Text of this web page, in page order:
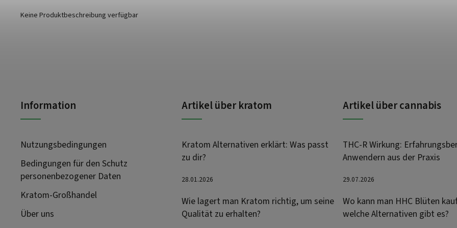
Keine Produktbeschreibung verfügbar
Information
Nutzungsbedingungen
Bedingungen für den Schutz
personenbezogener Daten
Kratom-Großhandel
Über uns
Artikel über kratom
Kratom Alternativen erklärt: Was passt
zu dir?
28.01.2026
Wie lagert man Kratom richtig, um seine
Qualität zu erhalten?
Artikel über cannabis
THC-R Wirkung:
Anwendern aus der Praxis
29.07.2026
Wo kann man HHC Blüten
welche Alternativen gibt es?